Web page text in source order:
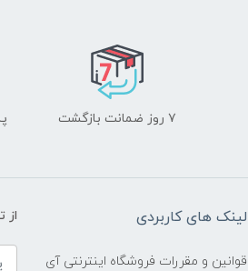
۷ روز ضمانت بازگشت
لینک های کاربردی
قوانین و مقررات فروشگاه اینترنتی آی
از